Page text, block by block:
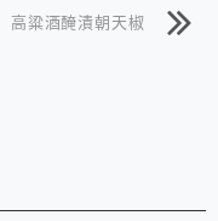
高粱酒醃漬朝天椒